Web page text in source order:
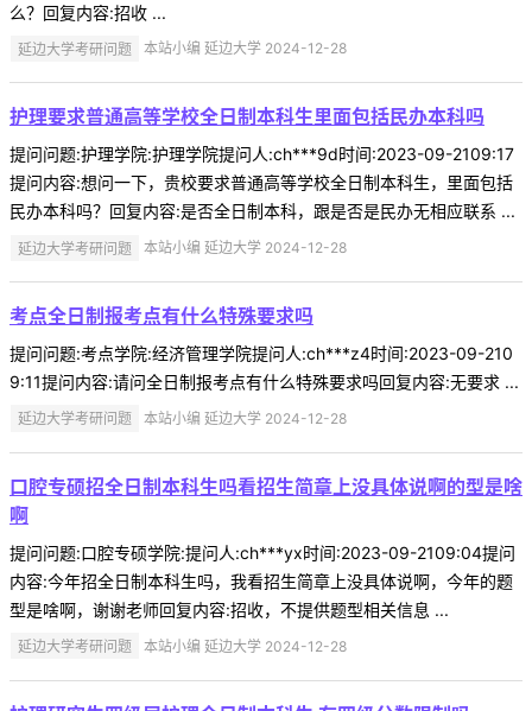
么？回复内容:招收 ...
延边大学考研问题 本站小编 延边大学 2024-12-28
护理要求普通高等学校全日制本科生里面包括民办本科吗
提问问题:护理学院:护理学院提问人:ch***9d时间:2023-09-2109:17
提问内容:想问一下，贵校要求普通高等学校全日制本科生，里面包括
民办本科吗？回复内容:是否全日制本科，跟是否是民办无相应联系 ...
延边大学考研问题 本站小编 延边大学 2024-12-28
考点全日制报考点有什么特殊要求吗
提问问题:考点学院:经济管理学院提问人:ch***z4时间:2023-09-210
9:11提问内容:请问全日制报考点有什么特殊要求吗回复内容:无要求 ...
延边大学考研问题 本站小编 延边大学 2024-12-28
口腔专硕招全日制本科生吗看招生简章上没具体说啊的型是啥
啊
提问问题:口腔专硕学院:提问人:ch***yx时间:2023-09-2109:04提问
内容:今年招全日制本科生吗，我看招生简章上没具体说啊，今年的题
型是啥啊，谢谢老师回复内容:招收，不提供题型相关信息 ...
延边大学考研问题 本站小编 延边大学 2024-12-28